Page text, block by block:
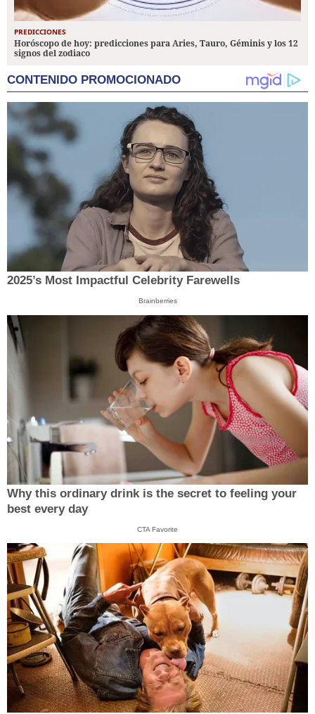
PREDICCIONES
Horóscopo de hoy: predicciones para Aries, Tauro, Géminis y los 12
signos del zodiaco
CONTENIDO PROMOCIONADO
2025’s Most Impactful Celebrity Farewells
Brainberries
Why this ordinary drink is the secret to feeling your
best every day
CTA Favorite